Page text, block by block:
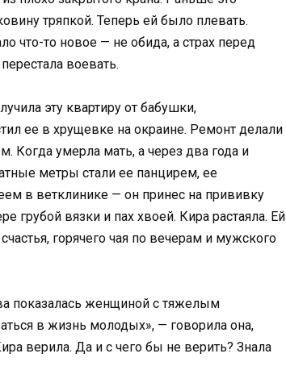
тряпкой. Теперь ей было плевать.
что-то новое — не обида, а страх перед
воевать.
эту квартиру от бабушки,
ее в хрущевке на окраине. Ремонт делали
Когда умерла мать, а через два года и
метры стали ее панцирем, ее
в ветклинике — он принес на прививку
грубой вязки и пах хвоей. Кира растаяла. Ей
горячего чая по вечерам и мужского
показалась женщиной с тяжелым
в жизнь молодых», — говорила она,
верила. Да и с чего бы не верить? Знала